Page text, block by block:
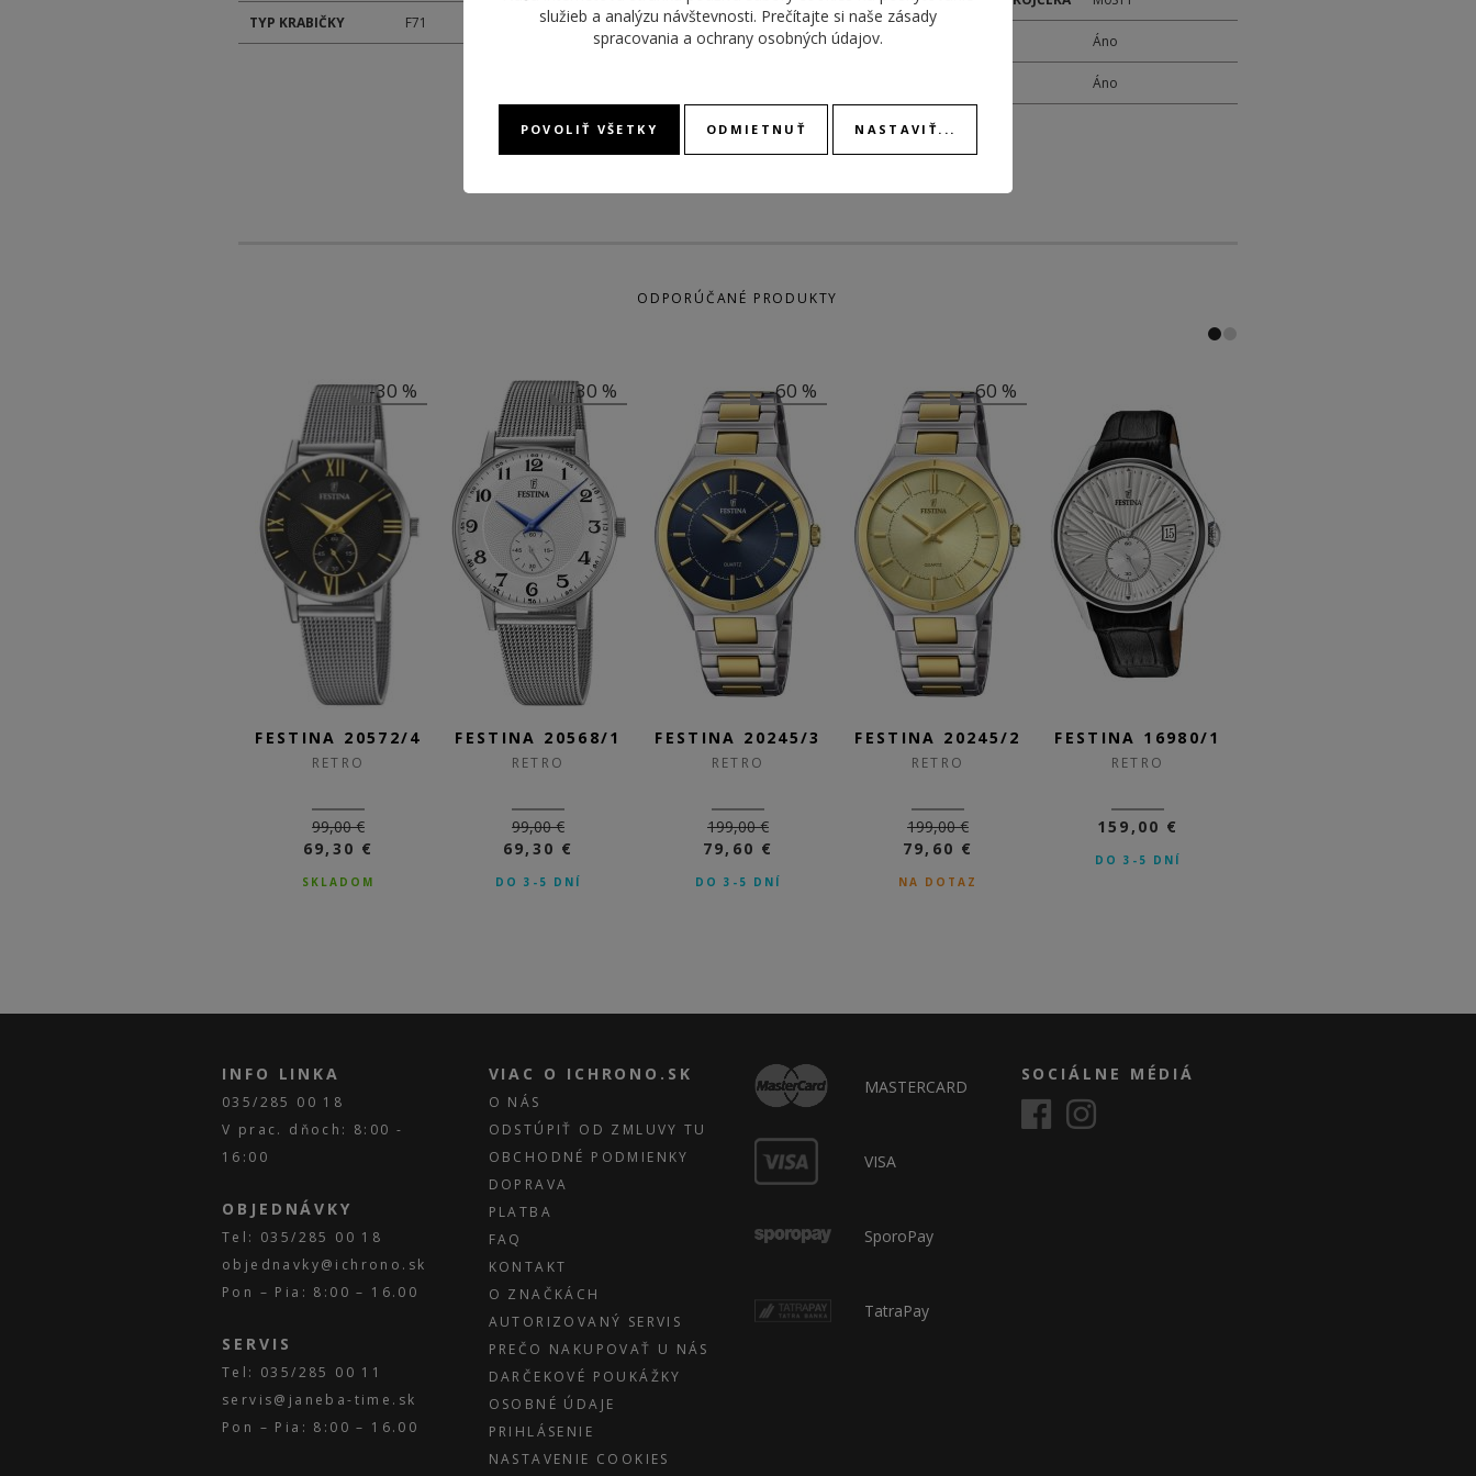
TYP KRABIČKY F71
MATERIÁL
REMIENKA
náramok oceľ Áno
Áno
ODPORÚČANÉ PRODUKTY
-30 %
FESTINA 20572/4
RETRO
99,00 €
69,30 €
SKLADOM
-30 %
FESTINA 20568/1
RETRO
99,00 €
69,30 €
DO 3-5 DNÍ
-60 %
FESTINA 20245/3
RETRO
199,00 €
79,60 €
DO 3-5 DNÍ
-60 %
FESTINA 20245/2
RETRO
199,00 €
79,60 €
NA DOTAZ
FESTINA 16980/1
RETRO
159,00 €
DO 3-5 DNÍ
INFO LINKA
035/285 00 18
V prac. dňoch: 8:00 -
16:00
OBJEDNÁVKY
Tel: 035/285 00 18
objednavky@ichrono.sk
Pon – Pia: 8:00 – 16.00
SERVIS
Tel: 035/285 00 11
servis@janeba-time.sk
Pon – Pia: 8:00 – 16.00
VIAC O ICHRONO.SK
O NÁS
ODSTÚPIŤ OD ZMLUVY TU
OBCHODNÉ PODMIENKY
DOPRAVA
PLATBA
FAQ
KONTAKT
O ZNAČKÁCH
AUTORIZOVANÝ SERVIS
PREČO NAKUPOVAŤ U NÁS
DARČEKOVÉ POUKÁŽKY
OSOBNÉ ÚDAJE
PRIHLÁSENIE
NASTAVENIE COOKIES
MASTERCARD
VISA
SporoPay
TatraPay
SOCIÁLNE MÉDIÁ
služieb a analýzu návštevnosti. Prečítajte si naše zásady
spracovania a ochrany osobných údajov.
POVOLIŤ VŠETKY ODMIETNUŤ NASTAVIŤ...